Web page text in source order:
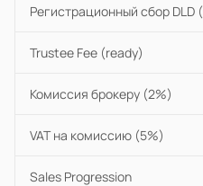
Регистрационный сбор DLD
Trustee Fee (ready)
Комиссия брокеру (2%)
VAT на комиссию (5%)
Sales Progression